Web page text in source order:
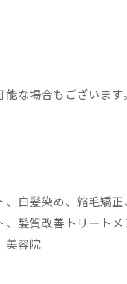
な場合もございます。
白髪染め、縮毛矯
髪質改善トリート
美容院